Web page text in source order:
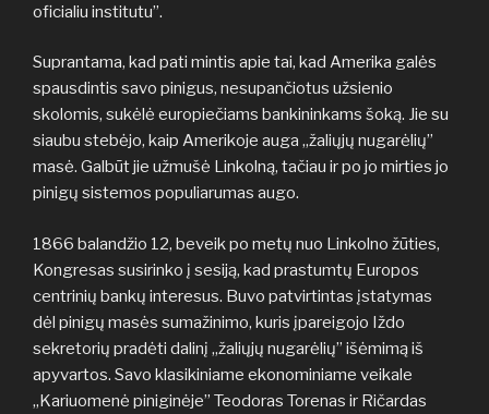
oficialiu institutu”.
Suprantama, kad pati mintis apie tai, kad Amerika galės
spausdintis savo pinigus, nesupančiotus užsienio
skolomis, sukėlė europiečiams bankininkams šoką. Jie su
siaubu stebėjo, kaip Amerikoje auga „žaliųjų nugarėlių”
masė. Galbūt jie užmušė Linkolną, tačiau ir po jo mirties jo
pinigų sistemos populiarumas augo.
1866 balandžio 12, beveik po metų nuo Linkolno žūties,
Kongresas susirinko į sesiją, kad prastumtų Europos
centrinių bankų interesus. Buvo patvirtintas įstatymas
dėl pinigų masės sumažinimo, kuris įpareigojo Iždo
sekretorių pradėti dalinį „žaliųjų nugarėlių” išėmimą iš
apyvartos. Savo klasikiniame ekonominiame veikale
„Kariuomenė piniginėje” Teodoras Torenas ir Ričardas